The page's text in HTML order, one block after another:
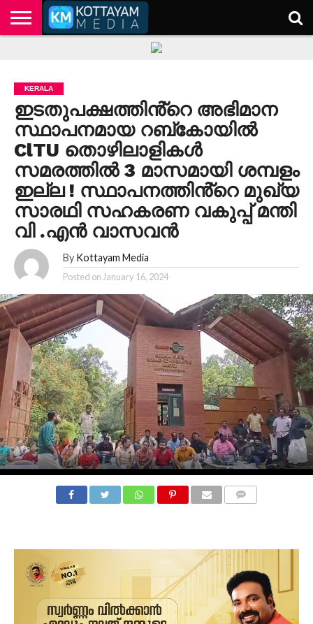
KERALA
ഇടതുപക്ഷത്തിൻ്റെ അഭിമാന
സ്ഥാപനമായ റബ്കോയിൽ
ClTU തൊഴിലാളികൾ
സമരത്തിൽ 3 മാസമായി ശമ്പളം
ഇല്ല ! സ്ഥാപനത്തിൻ്റെ മുഖ്യ
സാരഥി സഹകരണ വകുപ്പ് മന്തി
വി .എൻ വാസവൻ
By Kottayam Media
Posted on January 16, 2024